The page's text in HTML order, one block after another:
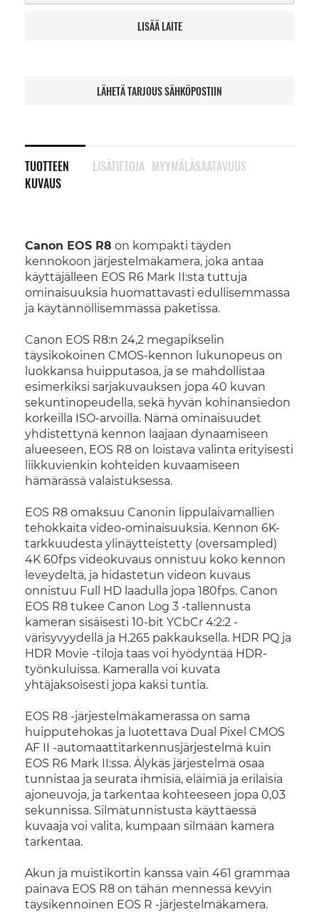
LISÄÄ LAITE
LÄHETÄ TARJOUS SÄHKÖPOSTIIN
TUOTTEEN
KUVAUS
Canon EOS R8 on kompakti täyden
kennokoon järjestelmäkamera, joka antaa
käyttäjälleen EOS R6 Mark II:sta tuttuja
ominaisuuksia huomattavasti edullisemmassa
ja käytännöllisemmässä paketissa.
Canon EOS R8:n 24,2 megapikselin
täysikokoinen CMOS-kennon lukunopeus on
luokkansa huipputasoa, ja se mahdollistaa
esimerkiksi sarjakuvauksen jopa 40 kuvan
sekuntinopeudella, sekä hyvän kohinansiedon
korkeilla ISO-arvoilla. Nämä ominaisuudet
yhdistettynä kennon laajaan dynaamiseen
alueeseen, EOS R8 on loistava valinta erityisesti
liikkuvienkin kohteiden kuvaamiseen
hämärässä valaistuksessa.
EOS R8 omaksuu Canonin lippulaivamallien
tehokkaita video-ominaisuuksia. Kennon 6K-
tarkkuudesta ylinäytteistetty (oversampled)
4K 60fps videokuvaus onnistuu koko kennon
leveydeltä, ja hidastetun videon kuvaus
onnistuu Full HD laadulla jopa 180fps. Canon
EOS R8 tukee Canon Log 3 -tallennusta
kameran sisäisesti 10-bit YCbCr 4:2:2 -
värisyvyydellä ja H.265 pakkauksella. HDR PQ ja
HDR Movie -tiloja taas voi hyödyntää HDR-
työnkuluissa. Kameralla voi kuvata
yhtäjaksoisesti jopa kaksi tuntia.
EOS R8 -järjestelmäkamerassa on sama
huipputehokas ja luotettava Dual Pixel CMOS
AF II -automaattitarkennusjärjestelmä kuin
EOS R6 Mark II:ssa. Älykäs järjestelmä osaa
tunnistaa ja seurata ihmisiä, eläimiä ja erilaisia
ajoneuvoja, ja tarkentaa kohteeseen jopa 0,03
sekunnissa. Silmätunnistusta käyttäessä
kuvaaja voi valita, kumpaan silmään kamera
tarkentaa.
Akun ja muistikortin kanssa vain 461 grammaa
painava EOS R8 on tähän mennessä kevyin
täysikennoinen EOS R -järjestelmäkamera.
LISÄTIETOJA MYYMÄLÄSAATAVUUS